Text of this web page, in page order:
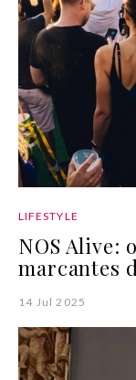
LIFESTYLE
NOS Alive:
marcantes
14 Jul 2025